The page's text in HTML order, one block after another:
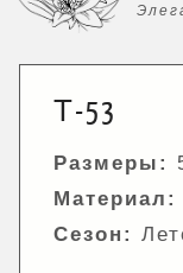
Т-53
Размеры:
Материал:
Сезон: